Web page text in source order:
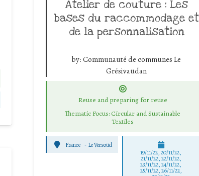
Atelier de couture : Les
bases du raccommodage et
de la personnalisation
by: Communauté de communes Le
Grésivaudan
Reuse and preparing for reuse
Thematic Focus: Circular and Sustainable
Textiles
France - Le Versoud
19/11/22, 20/11/22,
21/11/22, 22/11/22,
23/11/22, 24/11/22,
25/11/22, 26/11/22,